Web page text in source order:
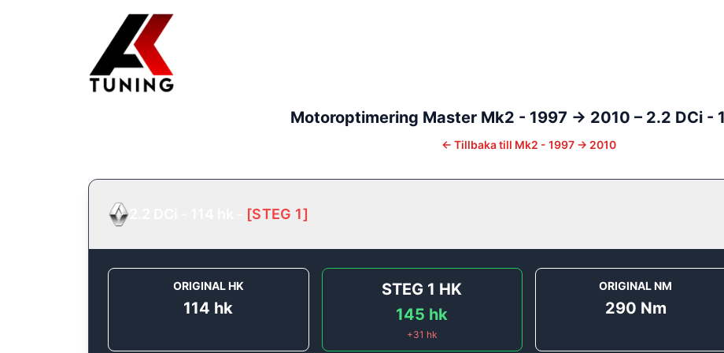
Motoroptimering Master Mk2 - 1997 -> 2010 – 2.2 DCi -
← Tillbaka till Mk2 - 1997 -> 2010
[STEG 1]
ORIGINAL HK
114 hk
STEG 1 HK
145 hk
+31 hk
ORIGINAL NM
290 Nm